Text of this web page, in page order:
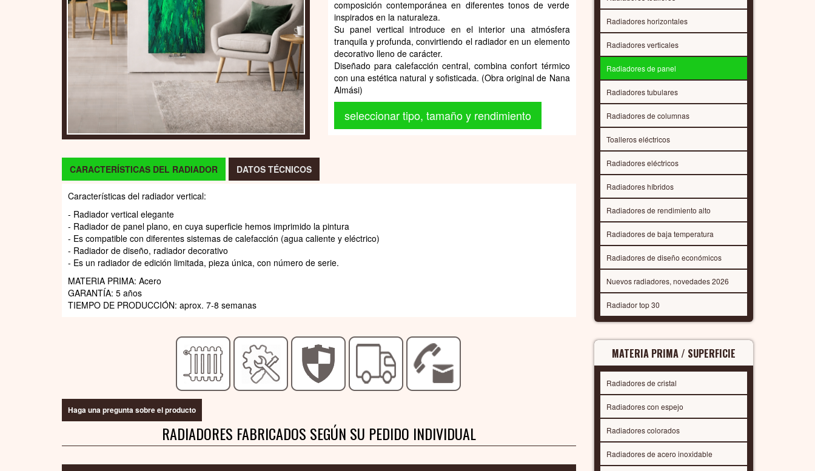
composición contemporánea en diferentes tonos de verde
inspirados en la naturaleza.
Su panel vertical introduce en el interior una atmósfera
tranquila y profunda, convirtiendo el radiador en un elemento
decorativo lleno de carácter.
Diseñado para calefacción central, combina confort térmico
con una estética natural y sofisticada. (Obra original de Nana
Almási)
seleccionar tipo, tamaño y rendimiento
CARACTERÍSTICAS DEL RADIADOR DATOS TÉCNICOS
Características del radiador vertical:
- Radiador vertical elegante
- Radiador de panel plano, en cuya superficie hemos imprimido la pintura
- Es compatible con diferentes sistemas de calefacción (agua caliente y eléctrico)
- Radiador de diseño, radiador decorativo
- Es un radiador de edición limitada, pieza única, con número de serie.
MATERIA PRIMA: Acero
GARANTÍA: 5 años
TIEMPO DE PRODUCCIÓN: aprox. 7-8 semanas
Haga una pregunta sobre el producto
RADIADORES FABRICADOS SEGÚN SU PEDIDO INDIVIDUAL
Radiadores horizontales
Radiadores verticales
Radiadores de panel
Radiadores tubulares
Radiadores de columnas
Toalleros eléctricos
Radiadores eléctricos
Radiadores híbridos
Radiadores de rendimiento alto
Radiadores de baja temperatura
Radiadores de diseño económicos
Nuevos radiadores, novedades 2026
Radiador top 30
MATERIA PRIMA / SUPERFICIE
Radiadores de cristal
Radiadores con espejo
Radiadores colorados
Radiadores de acero inoxidable